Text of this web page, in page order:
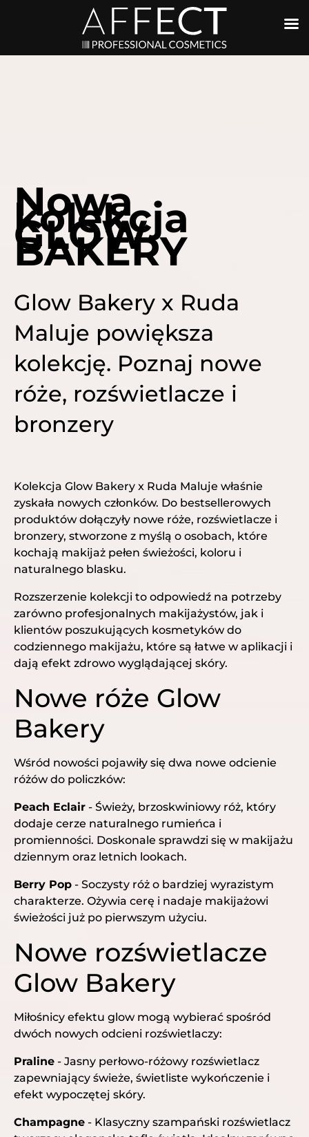
Nowa
kolekcja
GLOW
BAKERY
Glow Bakery x Ruda
Maluje powiększa
kolekcję. Poznaj nowe
róże, rozświetlacze i
bronzery
Kolekcja Glow Bakery x Ruda Maluje właśnie
zyskała nowych członków. Do bestsellerowych
produktów dołączyły nowe róże, rozświetlacze i
bronzery, stworzone z myślą o osobach, które
kochają makijaż pełen świeżości, koloru i
naturalnego blasku.
Rozszerzenie kolekcji to odpowiedź na potrzeby
zarówno profesjonalnych makijażystów, jak i
klientów poszukujących kosmetyków do
codziennego makijażu, które są łatwe w aplikacji i
dają efekt zdrowo wyglądającej skóry.
Nowe róże Glow
Bakery
Wśród nowości pojawiły się dwa nowe odcienie
różów do policzków:
Peach Eclair - Świeży, brzoskwiniowy róż, który
dodaje cerze naturalnego rumieńca i
promienności. Doskonale sprawdzi się w makijażu
dziennym oraz letnich lookach.
Berry Pop - Soczysty róż o bardziej wyrazistym
charakterze. Ożywia cerę i nadaje makijażowi
świeżości już po pierwszym użyciu.
Nowe rozświetlacze
Glow Bakery
Miłośnicy efektu glow mogą wybierać spośród
dwóch nowych odcieni rozświetlaczy:
Praline - Jasny perłowo-różowy rozświetlacz
zapewniający świeże, świetliste wykończenie i
efekt wypoczętej skóry.
Champagne - Klasyczny szampański rozświetlacz